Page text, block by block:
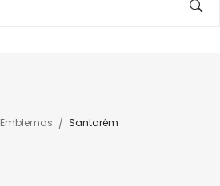
Emblemas Santarém